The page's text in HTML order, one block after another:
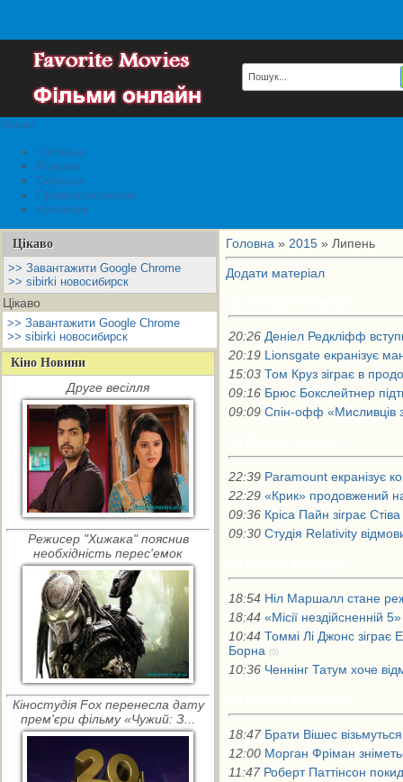
Меню
Головна
Фільми
Серіали
Правовласникам
Контакти
Цікаво
>> Завантажити Google Chrome
>> sibirki новосибирск
Цікаво
>> Завантажити Google Chrome
>> sibirki новосибирск
Кіно Новини
Друге весілля
Режисер "Хижака" пояснив
необхідність перес'емок
Кіностудія Fox перенесла дату
прем'єри фільму «Чужий: З...
Головна » 2015 » Липень
Додати матеріал
20:26 Деніел Редкліфф
20:19 Lionsgate екранізує
15:03 Том Круз зіграє в
09:16 Брюс Бокслейтнер
09:09 Спін-офф «Мисливців
22:39 Paramount екранізує
22:29 «Крик» продовжений
09:36 Кріса Пайн зіграє
09:30 Студія Relativity
18:54 Ніл Маршалл стане
18:44 «Місії нездійсненній
10:44 Томмі Лі Джонс
Борна (0)
10:36 Ченнінг Татум хоче
18:47 Брати Вішес
12:00 Морган Фріман
11:47 Роберт Паттінсон